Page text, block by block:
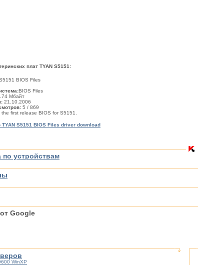
плат TYAN S5151:
BIOS Files
BIOS Files
Мбайт
21.10.2006
5 / 869
the first release BIOS for S5151.
TYAN S5151 BIOS Files driver download
по устройствам
Google
WinXP